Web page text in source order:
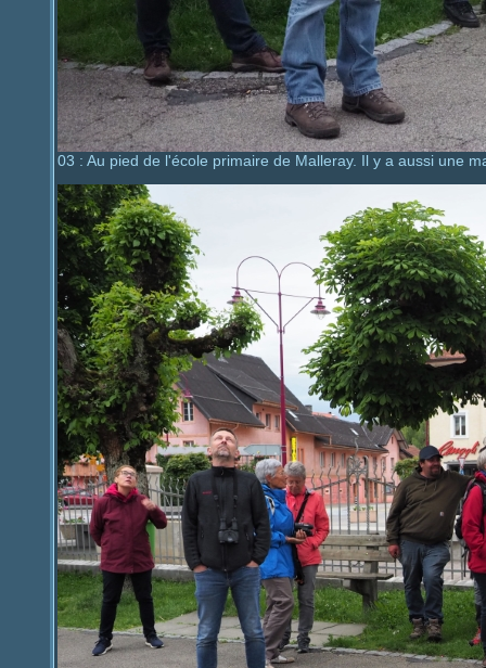
03 : Au pied de l'école primaire de Malleray. Il y a aussi une